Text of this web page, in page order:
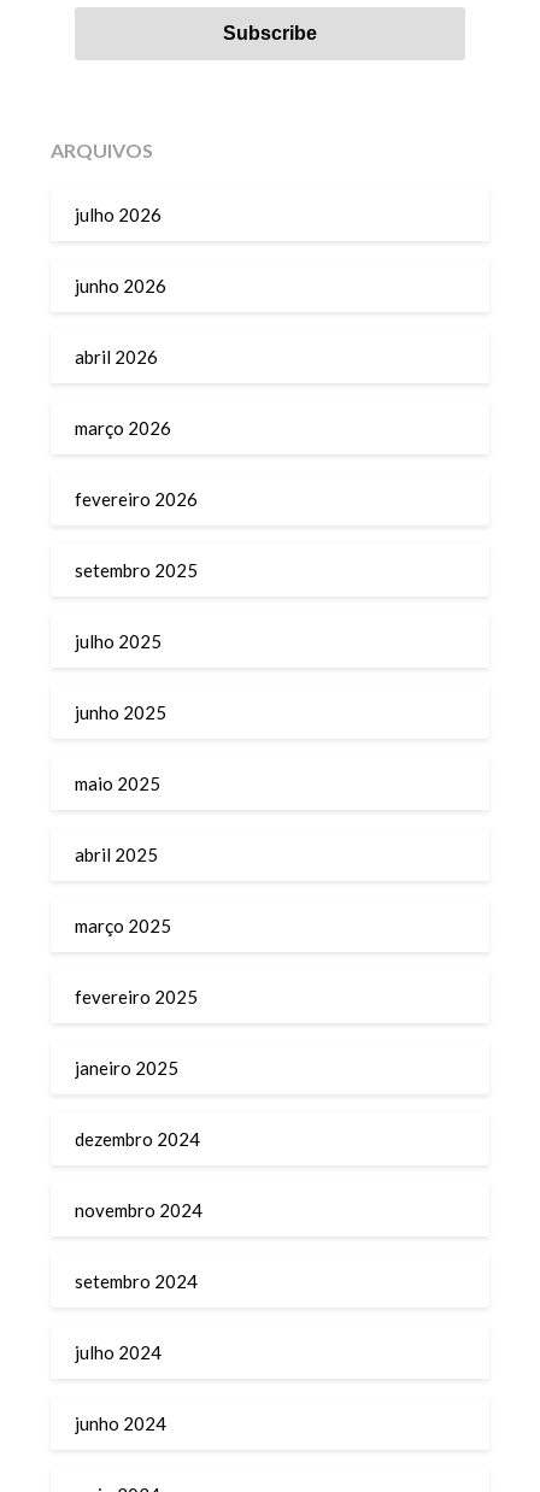
ARQUIVOS
julho 2026
junho 2026
abril 2026
março 2026
fevereiro 2026
setembro 2025
julho 2025
junho 2025
maio 2025
abril 2025
março 2025
fevereiro 2025
janeiro 2025
dezembro 2024
novembro 2024
setembro 2024
julho 2024
junho 2024